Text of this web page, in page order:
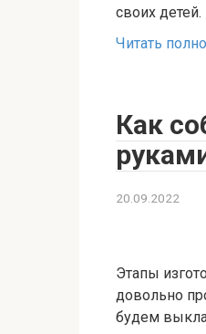
своих
Читать
Как
20.09.2022
Этапы
довольно
будем